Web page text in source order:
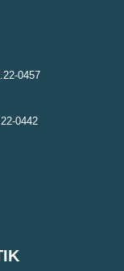
0457
0442